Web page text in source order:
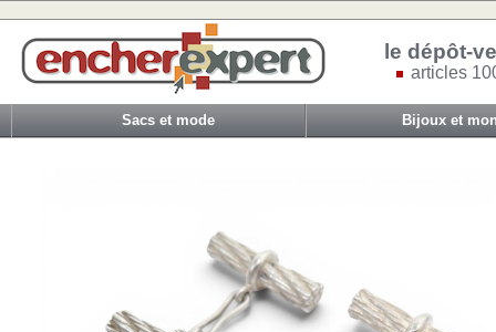
le dépôt-
articles
Sacs et mode Bijoux et